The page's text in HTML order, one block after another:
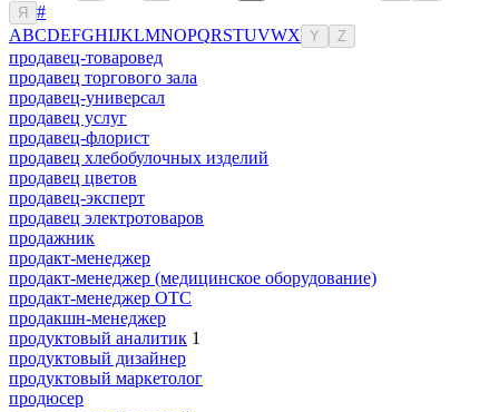
Я
#
ABCDEFGHIJKLMNOPQRSTUVWX Y Z
продавец-товаровед
продавец торгового зала
продавец-универсал
продавец услуг
продавец-флорист
продавец хлебобулочных изделий
продавец цветов
продавец-эксперт
продавец электротоваров
продажник
продакт-менеджер
продакт-менеджер (медицинское оборудование)
продакт-менеджер ОТС
продакшн-менеджер
продуктовый аналитик 1
продуктовый дизайнер
продуктовый маркетолог
продюсер